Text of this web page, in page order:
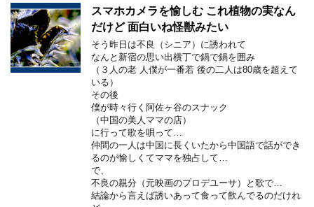
スマホカメラを愉しむ これ植物の実なん
だけど 面白いね怪獣みたい
そう昨日は不良（シニア）に誘われて
なんと新宿の思い出横丁で鍋で鍋を囲み
（３人の老 人僕が一番若 後の二人は80歳を超えて
いる）
その後
僕が時々行く阿佐ヶ谷のスナック
（中国の美人ママの店）
に行って歌を唄って…
仲間の一人は中国に長くいたから中国語で話ができ
るのが愉しくてママを独占して…
で、
不良の親分（元映画のプロデユーサ）と歌で…
結論から言えば誘いあって食って飲んでるのだけれ